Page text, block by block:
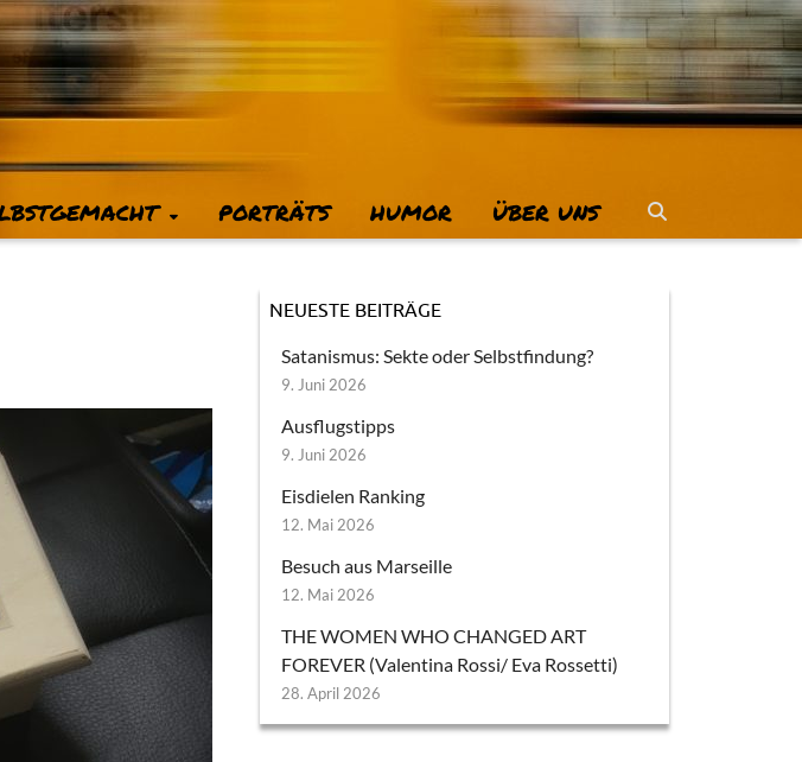
PORTRÄTS HUMOR ÜBER UNS
NEUESTE BEITRÄGE
Satanismus: Sekte oder Selbstfindung?
9. Juni 2026
Ausflugstipps
9. Juni 2026
Eisdielen Ranking
12. Mai 2026
Besuch aus Marseille
12. Mai 2026
THE WOMEN WHO CHANGED ART
FOREVER (Valentina Rossi/ Eva Rossetti)
28. April 2026